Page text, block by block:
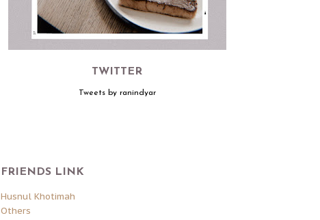
TWITTER
Tweets by ranindyar
FRIENDS LINK
Husnul Khotimah
Others